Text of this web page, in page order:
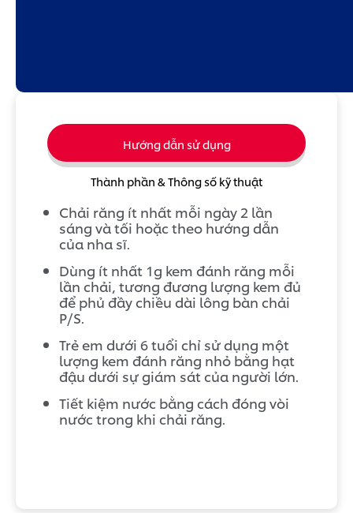
Hướng dẫn sử dụng
Thành phần & Thông số kỹ thuật
Chải răng ít nhất mỗi ngày 2 lần
sáng và tối hoặc theo hướng dẫn
của nha sĩ.
Dùng ít nhất 1g kem đánh răng mỗi
lần chải, tương đương lượng kem đủ
để phủ đầy chiều dài lông bàn chải
P/S.
Trẻ em dưới 6 tuổi chỉ sử dụng một
lượng kem đánh răng nhỏ bằng hạt
đậu dưới sự giám sát của người lớn.
Tiết kiệm nước bằng cách đóng vòi
nước trong khi chải răng.